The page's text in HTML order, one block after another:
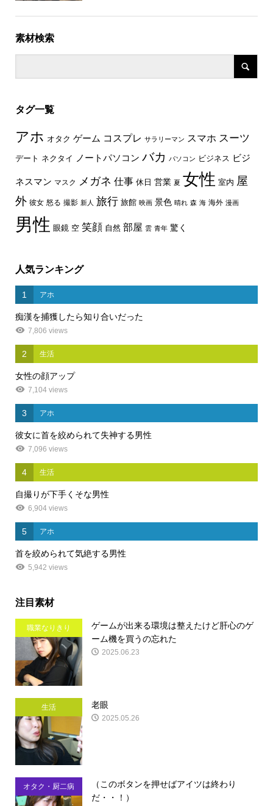
素材検索
タグ一覧
アホ オタク ゲーム コスプレ サラリーマン スマホ スーツ
デート ネクタイ ノートパソコン バカ パソコン ビジネス ビジ
ネスマン マスク メガネ 仕事 休日 営業 夏 女性 室内 屋
外 彼女 怒る 撮影 新人 旅行 旅館 映画 景色 晴れ 森 海 海外 漫画
男性 眼鏡 空 笑顔 自然 部屋 雲 青年 驚く
人気ランキング
1 アホ
痴漢を捕獲したら知り合いだった
7,806 views
2 生活
女性の顔アップ
7,104 views
3 アホ
彼女に首を絞められて失神する男性
7,096 views
4 生活
自撮りが下手くそな男性
6,904 views
5 アホ
首を絞められて気絶する男性
5,942 views
注目素材
職業なりきり
ゲームが出来る環境は整えたけど肝心のゲ
ーム機を買うの忘れた
2025.06.23
生活 老眼
2025.05.26
オタク・厨二病
（このボタンを押せばアイツは終わり
だ・・！）